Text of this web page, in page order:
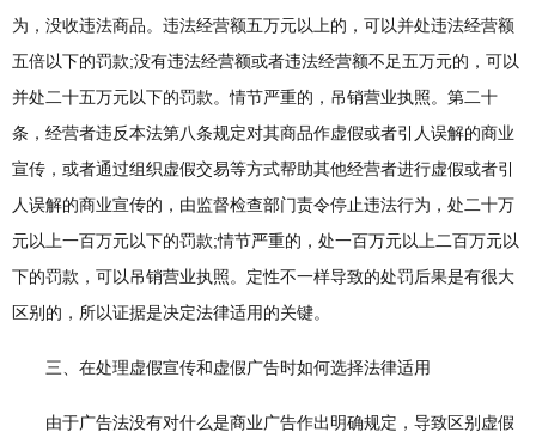
为，没收违法商品。违法经营额五万元以上的，可以并处违法经营额
五倍以下的罚款;没有违法经营额或者违法经营额不足五万元的，可以
并处二十五万元以下的罚款。情节严重的，吊销营业执照。第二十
条，经营者违反本法第八条规定对其商品作虚假或者引人误解的商业
宣传，或者通过组织虚假交易等方式帮助其他经营者进行虚假或者引
人误解的商业宣传的，由监督检查部门责令停止违法行为，处二十万
元以上一百万元以下的罚款;情节严重的，处一百万元以上二百万元以
下的罚款，可以吊销营业执照。定性不一样导致的处罚后果是有很大
区别的，所以证据是决定法律适用的关键。
三、在处理虚假宣传和虚假广告时如何选择法律适用
由于广告法没有对什么是商业广告作出明确规定，导致区别虚假